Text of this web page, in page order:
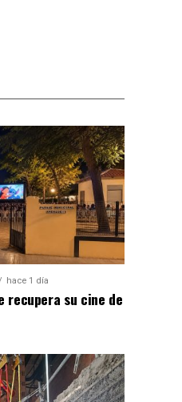
hace 1 día
recupera su cine de